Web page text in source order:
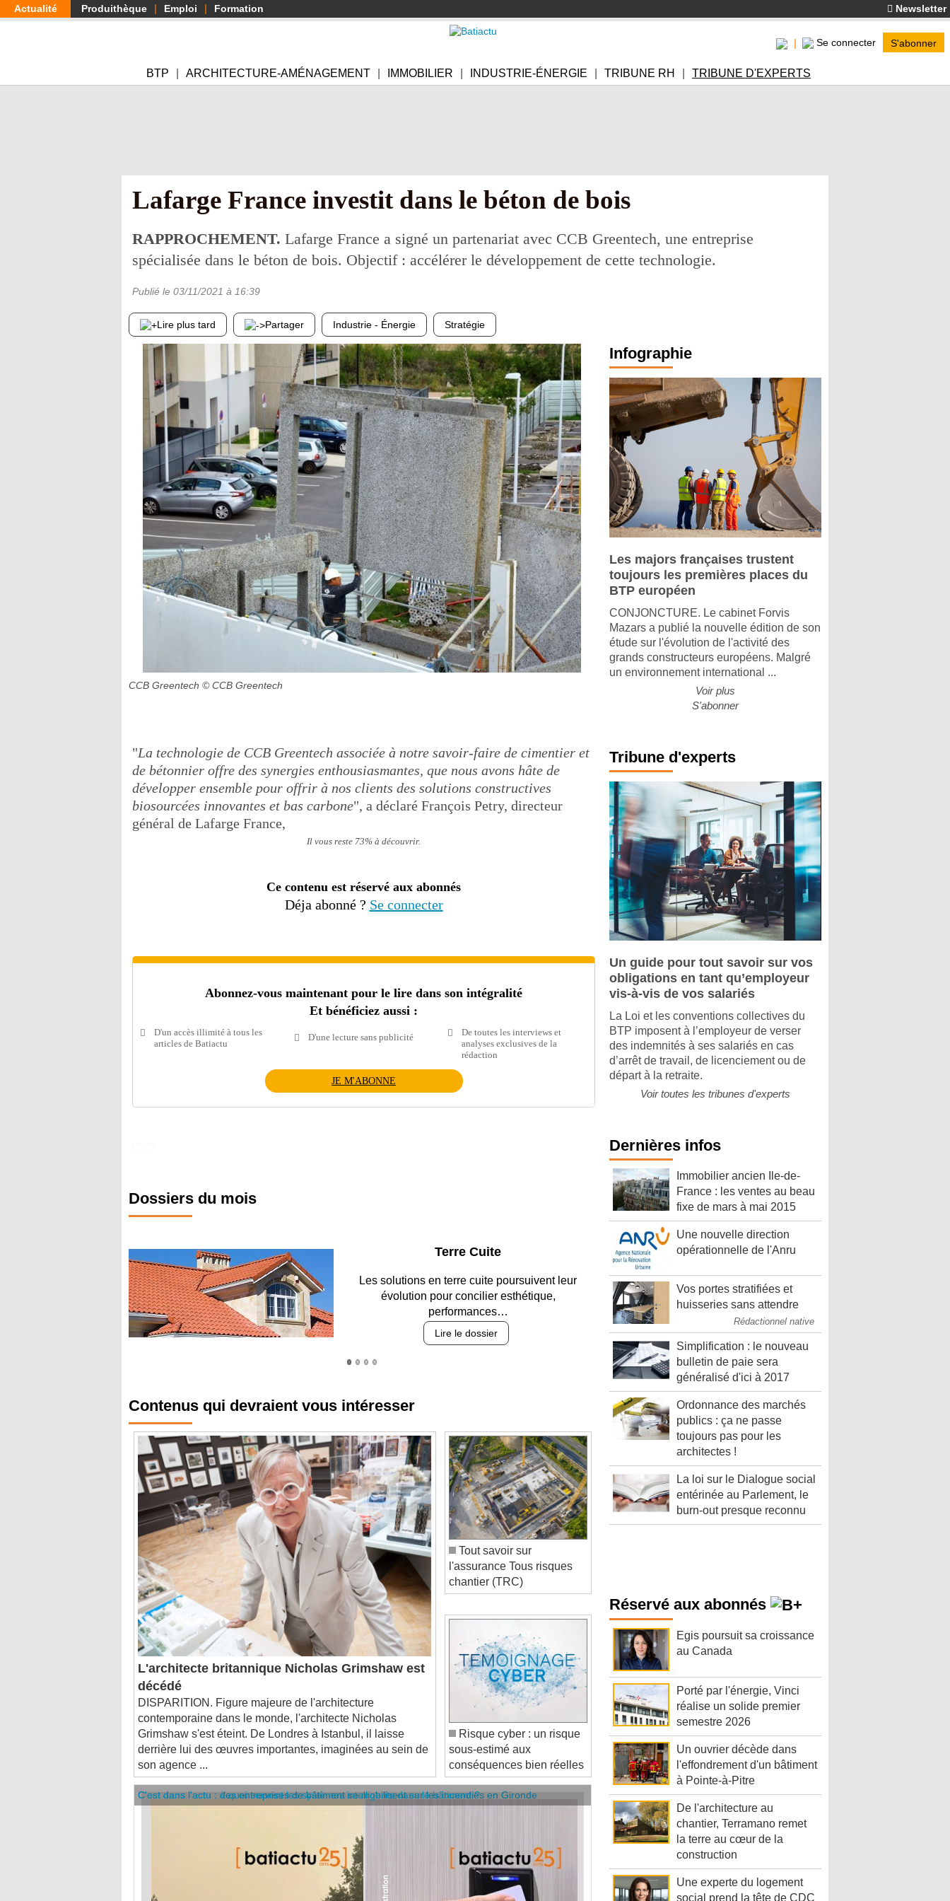
Aller
au
Actualité Produithèque Emploi Formation Newsletter
Se connecter S'abonner
BTP ARCHITECTURE-AMÉNAGEMENT IMMOBILIER INDUSTRIE-ÉNERGIE TRIBUNE RH TRIBUNE D'EXPERTS
Lafarge France investit dans le béton de bois
RAPPROCHEMENT. Lafarge France a signé un partenariat avec CCB Greentech, une entreprise
spécialisée dans le béton de bois. Objectif : accélérer le développement de cette technologie.
Publié le 03/11/2021 à 16:39
Lire plus tard Partager Industrie - Énergie Stratégie
CCB Greentech © CCB Greentech
"La technologie de CCB Greentech associée à notre savoir-faire de cimentier et
de bétonnier offre des synergies enthousiasmantes, que nous avons hâte de
développer ensemble pour offrir à nos clients des solutions constructives
biosourcées innovantes et bas carbone", a déclaré François Petry, directeur
général de Lafarge France,
Il vous reste 73% à découvrir.
Ce contenu est réservé aux abonnés
Déja abonné ? Se connecter
Abonnez-vous maintenant pour le lire dans son intégralité
Et bénéficiez aussi :
D'un accès illimité à tous les
articles de Batiactu
D'une lecture sans publicité
De toutes les interviews et
analyses exclusives de la
rédaction
JE M'ABONNE
Dossiers du mois
Parking et garages
Entre circulation, sécurisation des accès, durabilité
des revêtements et intégration…
Lire le dossier
L'architecte britannique Nicholas Grimshaw est
décédé
DISPARITION. Figure majeure de l'architecture
contemporaine dans le monde, l'architecte Nicholas
Grimshaw s'est éteint. De Londres à Istanbul, il laisse
derrière lui des œuvres importantes, imaginées au sein de
son agence ...
Tout savoir sur
l'assurance Tous risques
chantier (TRC)
sous-estimé aux
conséquences bien réelles
C'est dans l'actu : des entreprises de bâtiment se mobilisent sur les incendies en Gironde
C'est dans l'actu : à quoi servent les systèmes intelligents dans le bâtiment ?
Infographie
Les majors françaises trustent
toujours les premières places du
BTP européen
CONJONCTURE. Le cabinet Forvis
Mazars a publié la nouvelle édition de son
étude sur l'évolution de l'activité des
grands constructeurs européens. Malgré
un environnement international ...
Voir plus
S'abonner
Tribune d'experts
Un guide pour tout savoir sur vos
obligations en tant qu’employeur
vis-à-vis de vos salariés
La Loi et les conventions collectives du
BTP imposent à l’employeur de verser
des indemnités à ses salariés en cas
d’arrêt de travail, de licenciement ou de
départ à la retraite.
Voir toutes les tribunes d'experts
Dernières infos
Immobilier ancien Ile-de-
France : les ventes au beau
fixe de mars à mai 2015
Une nouvelle direction
opérationnelle de l'Anru
Vos portes stratifiées et
huisseries sans attendre
Rédactionnel native
Simplification : le nouveau
bulletin de paie sera
généralisé d'ici à 2017
Ordonnance des marchés
publics : ça ne passe
toujours pas pour les
architectes !
La loi sur le Dialogue social
entérinée au Parlement, le
burn-out presque reconnu
Réservé aux abonnés
Egis poursuit sa croissance
au Canada
Porté par l'énergie, Vinci
réalise un solide premier
semestre 2026
Un ouvrier décède dans
l'effondrement d'un bâtiment
à Pointe-à-Pitre
De l'architecture au
chantier, Terramano remet
la terre au cœur de la
construction
Une experte du logement
social prend la tête de CDC